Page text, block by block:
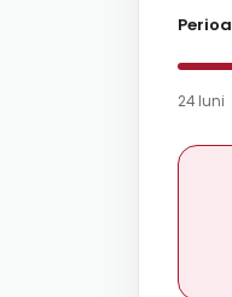
24 luni